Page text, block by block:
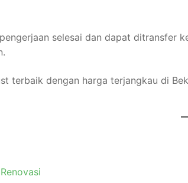
selesai dan dapat ditransfer
terbaik dengan harga terjangkau di